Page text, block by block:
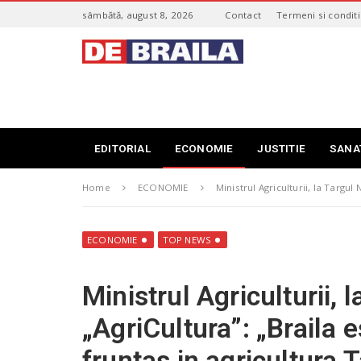
c
sâmbătă, august 8, 2026 Contact Termeni si conditii
t
B
l
r
a
i
l
a
EDITORIAL ECONOMIE JUSTITIE
Home ECONOMIE Ministrul Agriculturii, la Targul
ECONOMIE TOP NEWS
Ministrul Agriculturii,
„AgriCultura”: „Braila